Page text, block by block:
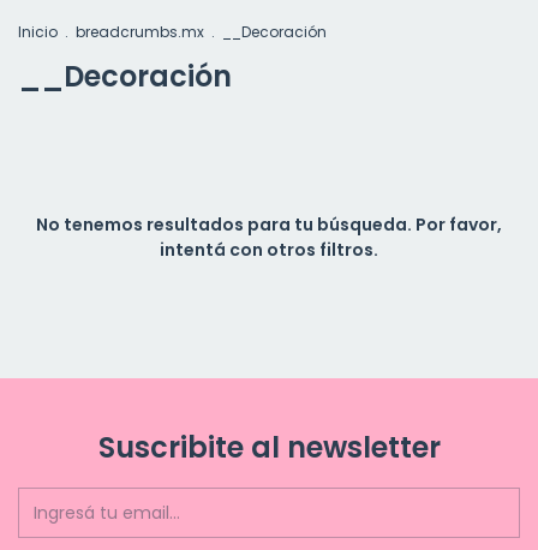
Inicio . breadcrumbs.mx . __Decoración
__Decoración
No tenemos resultados para tu búsqueda. Por favor,
intentá con otros filtros.
Suscribite al newsletter